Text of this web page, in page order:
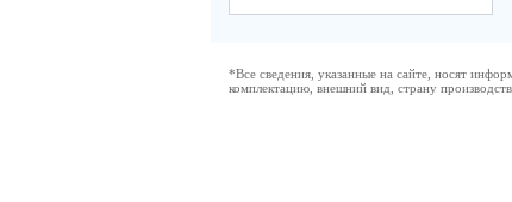
*Все сведения, указанные на сайте, носят
комплектацию, внешний вид, страну